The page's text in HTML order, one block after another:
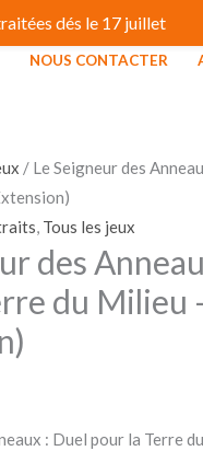
NOUS CONTACTER
/ Le Seigneur des
, Tous les jeux
des
du Milieu
: Duel pour la Terre
dés le 17 juillet